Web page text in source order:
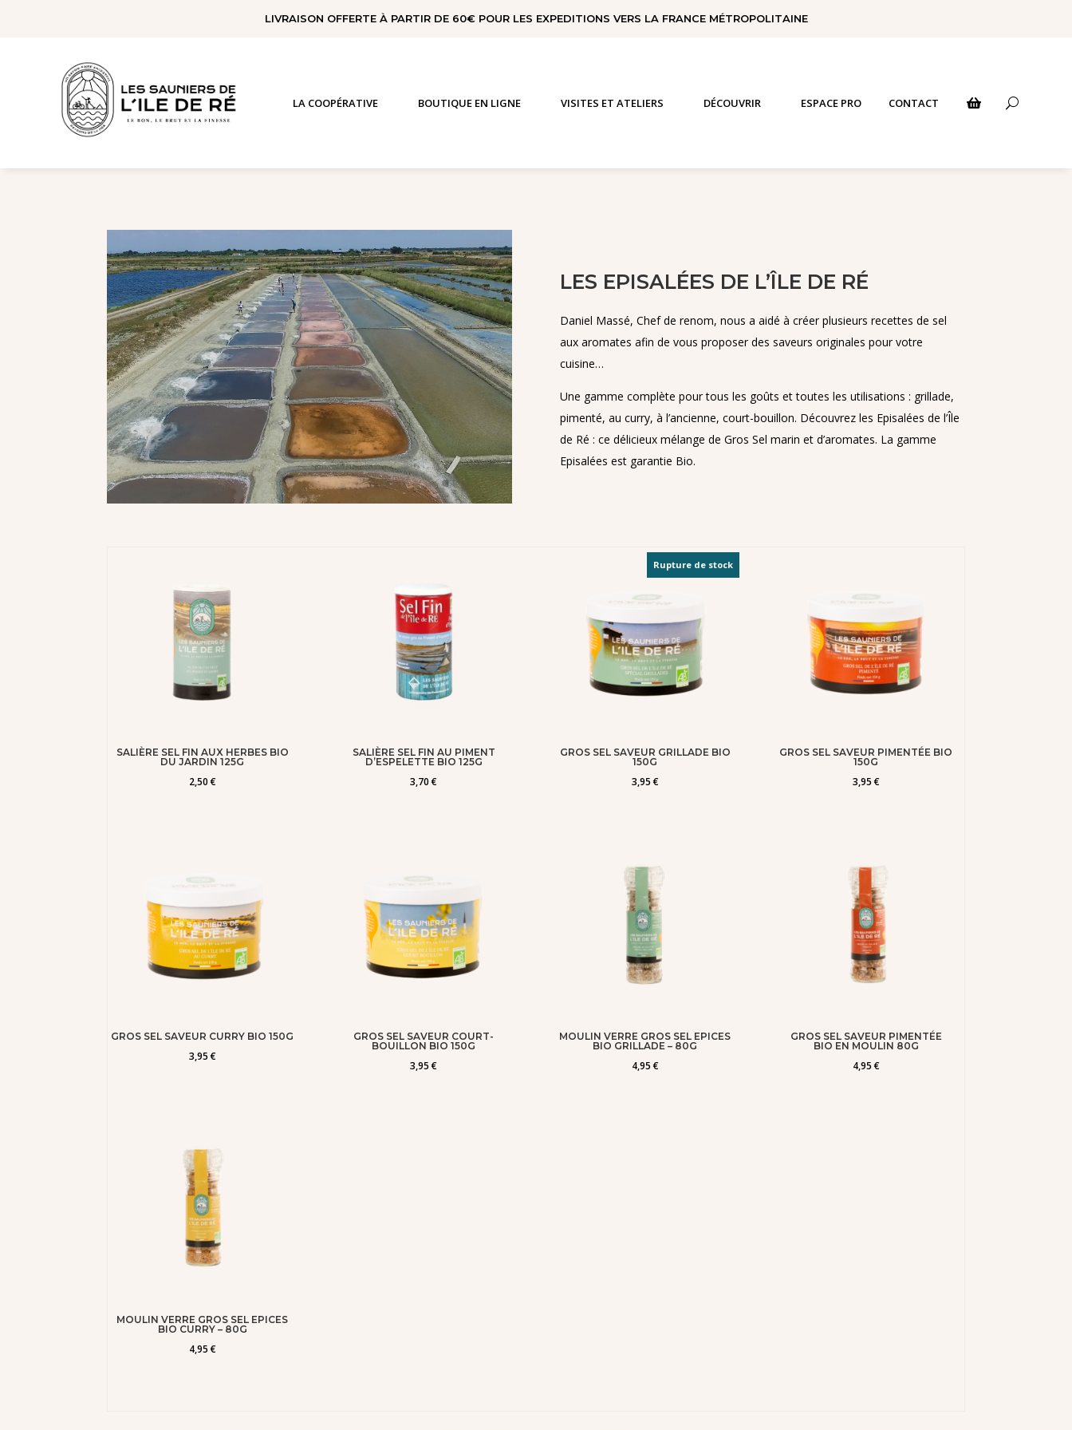
LIVRAISON OFFERTE À PARTIR DE 60€ POUR LES EXPEDITIONS VERS LA FRANCE MÉTROPOLITAINE
LA COOPÉRATIVE BOUTIQUE EN LIGNE VISITES ET ATELIERS DÉCOUVRIR ESPACE PRO CONTACT  U
LES EPISALÉES DE L’ÎLE DE RÉ
Daniel Massé, Chef de renom, nous a aidé à créer plusieurs recettes de sel
aux aromates afin de vous proposer des saveurs originales pour votre
cuisine…
Une gamme complète pour tous les goûts et toutes les utilisations : grillade,
pimenté, au curry, à l’ancienne, court-bouillon. Découvrez les Episalées de l’Île
de Ré : ce délicieux mélange de Gros Sel marin et d’aromates. La gamme
Episalées est garantie Bio.
SALIÈRE SEL FIN AUX HERBES BIO
DU JARDIN 125G
2,50€
SALIÈRE SEL FIN AU PIMENT
D’ESPELETTE BIO 125G
3,70€
Rupture de stock
GROS SEL SAVEUR GRILLADE BIO
150G
3,95€
GROS SEL SAVEUR PIMENTÉE BIO
150G
3,95€
GROS SEL SAVEUR CURRY BIO 150G
3,95€
GROS SEL SAVEUR COURT-
BOUILLON BIO 150G
3,95€
MOULIN VERRE GROS SEL EPICES
BIO GRILLADE – 80G
4,95€
GROS SEL SAVEUR PIMENTÉE
BIO EN MOULIN 80G
4,95€
MOULIN VERRE GROS SEL EPICES
BIO CURRY – 80G
4,95€